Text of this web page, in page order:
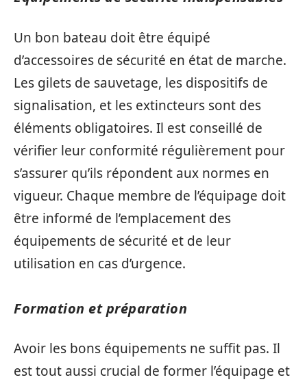
Un bon bateau doit être équipé
d’accessoires de sécurité en état de marche.
Les gilets de sauvetage, les dispositifs de
signalisation, et les extincteurs sont des
éléments obligatoires. Il est conseillé de
vérifier leur conformité régulièrement pour
s’assurer qu’ils répondent aux normes en
vigueur. Chaque membre de l’équipage doit
être informé de l’emplacement des
équipements de sécurité et de leur
utilisation en cas d’urgence.
Formation et préparation
Avoir les bons équipements ne suffit pas. Il
est tout aussi crucial de former l’équipage et